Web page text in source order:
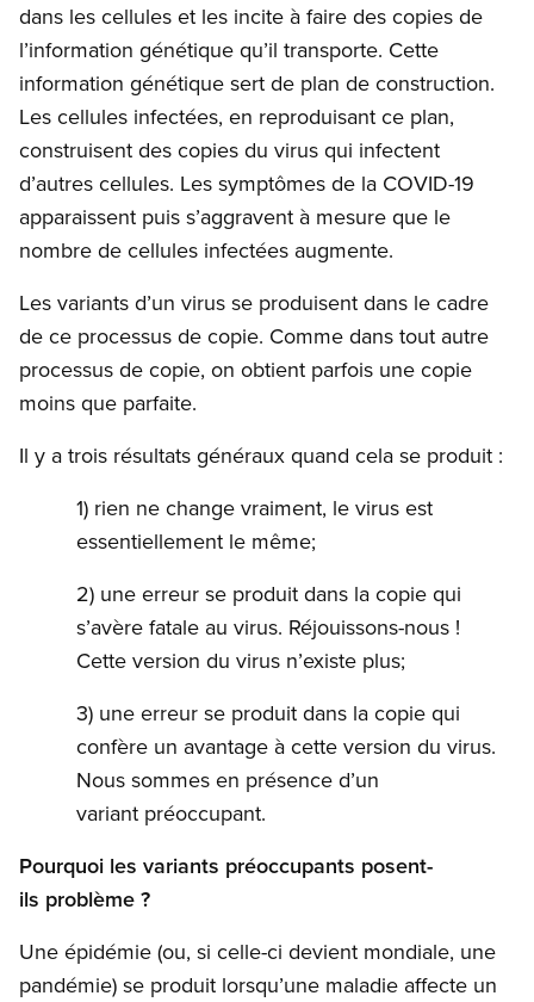
dans les cellules et les incite à faire des copies de
l’information génétique qu’il transporte. Cette
information génétique sert de plan de construction.
Les cellules infectées, en reproduisant ce plan,
construisent des copies du virus qui infectent
d’autres cellules. Les symptômes de la COVID-19
apparaissent puis s’aggravent à mesure que le
nombre de cellules infectées augmente.
Les variants d’un virus se produisent dans le cadre
de ce processus de copie. Comme dans tout autre
processus de copie, on obtient parfois une copie
moins que parfaite.
Il y a trois résultats généraux quand cela se produit :
1) rien ne change vraiment, le virus est
essentiellement le même;
2) une erreur se produit dans la copie qui
s’avère fatale au virus. Réjouissons-nous !
Cette version du virus n’existe plus;
3) une erreur se produit dans la copie qui
confère un avantage à cette version du virus.
Nous sommes en présence d’un
variant préoccupant.
Pourquoi les variants préoccupants posent-
ils problème ?
Une épidémie (ou, si celle-ci devient mondiale, une
pandémie) se produit lorsqu’une maladie affecte un